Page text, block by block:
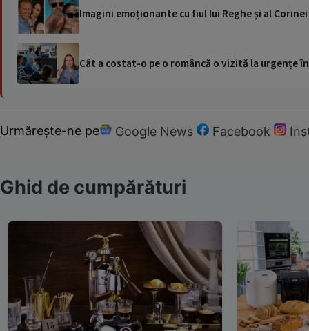
Imagini emoționante cu fiul lui Reghe și al
Cât a costat-o pe o româncă o vizită la urgențe
Urmărește-ne pe Google News Facebook
Ghid de cumpărături